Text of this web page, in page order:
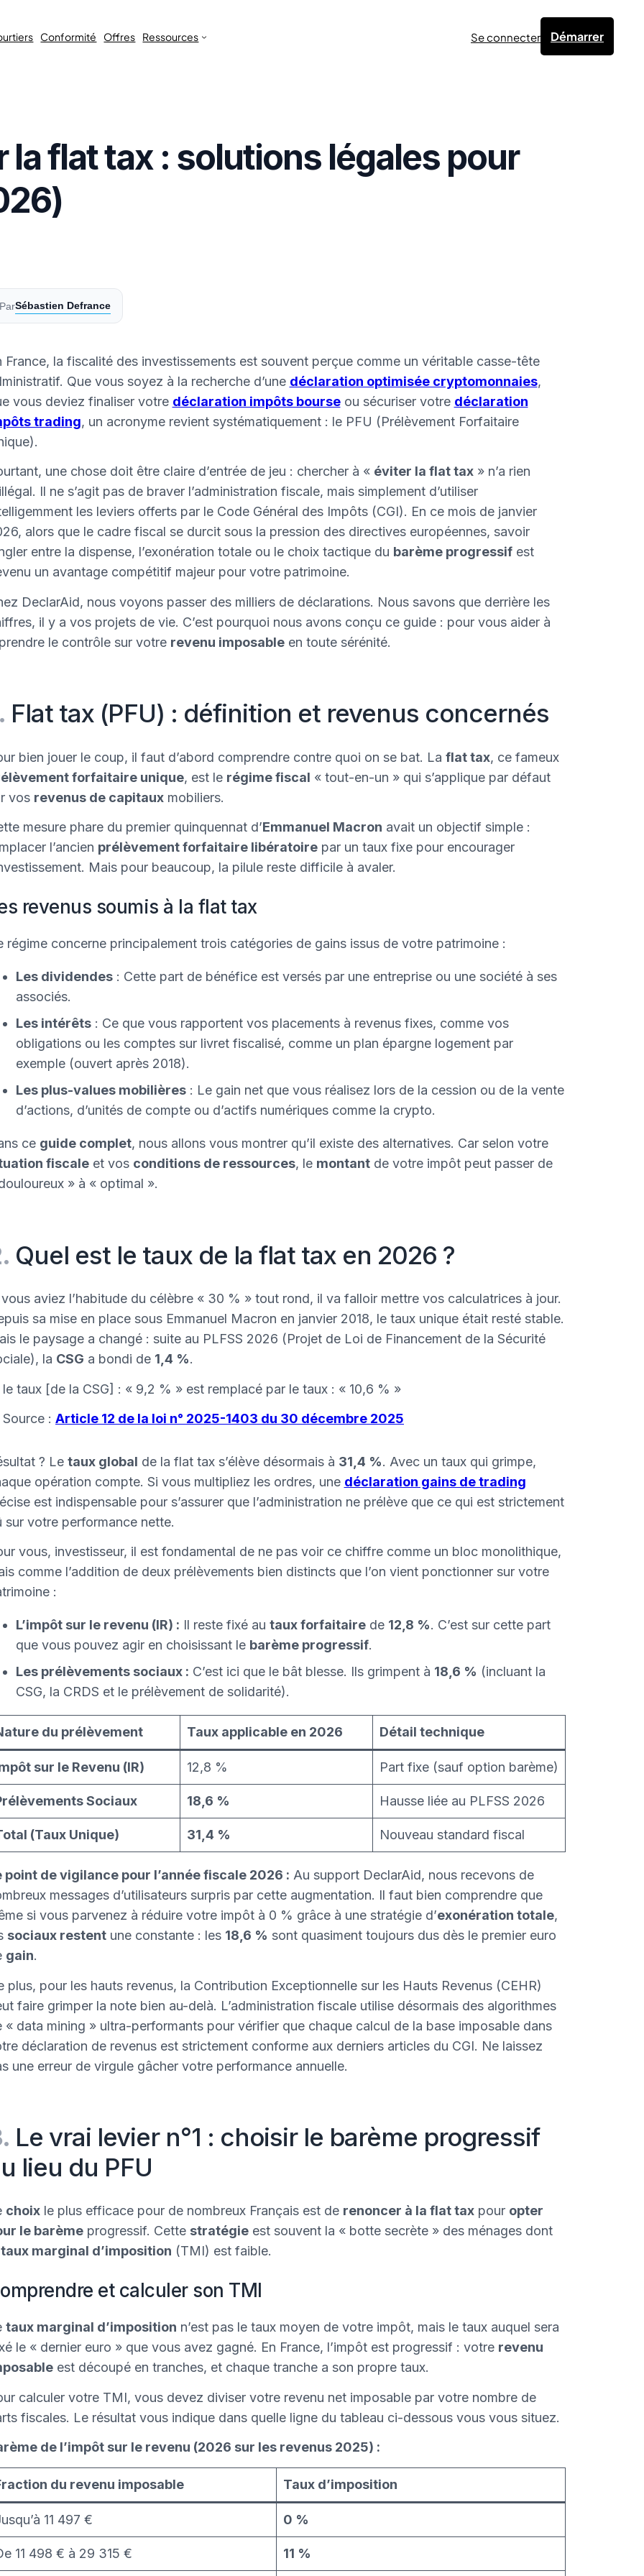
Conformité Offres Ressources Se connecter Démarrer
flat tax : solutions légales pour
ParSébastien Defrance
France, la fiscalité des investissements est souvent perçue comme un véritable casse-tête
Que vous soyez à la recherche d’une déclaration optimisée cryptomonnaies,
vous deviez finaliser votre déclaration impôts bourseou sécuriser votre déclaration
trading, un acronyme revient systématiquement : le PFU (Prélèvement Forfaitaire
une chose doit être claire d’entrée de jeu : chercher à « éviter la flat tax» n’a rien
Il ne s’agit pas de braver l’administration fiscale, mais simplement d’utiliser
les leviers offerts par le Code Général des Impôts (CGI). En ce mois de janvier
alors que le cadre fiscal se durcit sous la pression des directives européennes, savoir
entre la dispense, l’exonération totale ou le choix tactique du barème progressifest
un avantage compétitif majeur pour votre patrimoine.
DeclarAid, nous voyons passer des milliers de déclarations. Nous savons que derrière les
il y a vos projets de vie. C’est pourquoi nous avons conçu ce guide : pour vous aider à
le contrôle sur votre revenu imposableen toute sérénité.
Flat tax (PFU) : définition et revenus concernés
bien jouer le coup, il faut d’abord comprendre contre quoi on se bat. La flat tax, ce fameux
forfaitaire unique, est le régime fiscal « tout-en-un » qui s’applique par défaut
vos revenus de capitauxmobiliers.
mesure phare du premier quinquennat d’Emmanuel Macron avait un objectif simple :
l’ancien prélèvement forfaitaire libératoirepar un taux fixe pour encourager
Mais pour beaucoup, la pilule reste difficile à avaler.
revenus soumis à la flat tax
régime concerne principalement trois catégories de gains issus de votre patrimoine :
Les dividendes: Cette part de bénéfice est versés par une entreprise ou une société à ses
associés.
Les intérêts: Ce que vous rapportent vos placements à revenus fixes, comme vos
obligations ou les comptes sur livret fiscalisé, comme un plan épargne logement par
exemple (ouvert après 2018).
Les plus-values mobilières: Le gain net que vous réalisez lors de la cession ou de la vente
d’actions, d’unités de compte ou d’actifs numériques comme la crypto.
ce guide complet, nous allons vous montrer qu’il existe des alternatives. Car selon votre
fiscaleet vos conditions de ressources, le montantde votre impôt peut passer de
» à « optimal ».
Quel est le taux de la flat tax en 2026 ?
aviez l’habitude du célèbre « 30 % » tout rond, il va falloir mettre vos calculatrices à jour.
sa mise en place sous Emmanuel Macron en janvier 2018, le taux unique était resté stable.
le paysage a changé : suite au PLFSS 2026 (Projet de Loi de Financement de la Sécurité
la CSG a bondi de 1,4 %.
le taux [de la CSG] : « 9,2 % » est remplacé par le taux : « 10,6 % »
Source : Article 12 de la loi n° 2025-1403 du 30 décembre 2025
? Le taux global de la flat tax s’élève désormais à 31,4 %. Avec un taux qui grimpe,
opération compte. Si vous multipliez les ordres, une déclaration gains de trading
est indispensable pour s’assurer que l’administration ne prélève que ce qui est strictement
sur votre performance nette.
vous, investisseur, il est fondamental de ne pas voir ce chiffre comme un bloc monolithique,
comme l’addition de deux prélèvements bien distincts que l’on vient ponctionner sur votre
:
L’impôt sur le revenu (IR) : Il reste fixé au taux forfaitairede 12,8 %. C’est sur cette part
que vous pouvez agir en choisissant le barème progressif.
Les prélèvements sociaux : C’est ici que le bât blesse. Ils grimpent à 18,6 % (incluant la
CSG, la CRDS et le prélèvement de solidarité).
du prélèvement Taux applicable en 2026 Détail technique
sur le Revenu (IR) 12,8 % Part fixe (sauf option barème)
Sociaux 18,6 % Hausse liée au PLFSS 2026
(Taux Unique) 31,4 % Nouveau standard fiscal
point de vigilance pour l’année fiscale 2026 : Au support DeclarAid, nous recevons de
messages d’utilisateurs surpris par cette augmentation. Il faut bien comprendre que
si vous parvenez à réduire votre impôt à 0 % grâce à une stratégie d’exonération totale,
sociaux restentune constante : les 18,6 % sont quasiment toujours dus dès le premier euro
gain.
plus, pour les hauts revenus, la Contribution Exceptionnelle sur les Hauts Revenus (CEHR)
faire grimper la note bien au-delà. L’administration fiscale utilise désormais des algorithmes
« data mining » ultra-performants pour vérifier que chaque calcul de la base imposable dans
déclaration de revenus est strictement conforme aux derniers articles du CGI. Ne laissez
une erreur de virgule gâcher votre performance annuelle.
Le vrai levier n°1 : choisir le barème progressif
lieu du PFU
choixle plus efficace pour de nombreux Français est de renoncer à la flat taxpour opter
le barèmeprogressif. Cette stratégieest souvent la « botte secrète » des ménages dont
taux marginal d’imposition (TMI) est faible.
et calculer son TMI
taux marginal d’imposition n’est pas le taux moyen de votre impôt, mais le taux auquel sera
le « dernier euro » que vous avez gagné. En France, l’impôt est progressif : votre revenu
est découpé en tranches, et chaque tranche a son propre taux.
calculer votre TMI, vous devez diviser votre revenu net imposable par votre nombre de
fiscales. Le résultat vous indique dans quelle ligne du tableau ci-dessous vous vous situez.
de l’impôt sur le revenu (2026 sur les revenus 2025) :
du revenu imposable Taux d’imposition
11 497 € 0 %
11 498 € à 29 315 € 11 %